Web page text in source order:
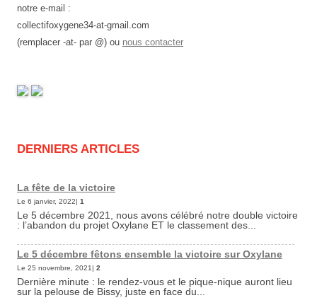
notre e-mail :
collectifoxygene34-at-gmail.com
(remplacer -at- par @) ou nous contacter
DERNIERS ARTICLES
La fête de la victoire
Le 6 janvier, 2022| 1
Le 5 décembre 2021, nous avons célébré notre double victoire
: l’abandon du projet Oxylane ET le classement des...
Le 5 décembre fêtons ensemble la victoire sur Oxylane
Le 25 novembre, 2021| 2
Dernière minute : le rendez-vous et le pique-nique auront lieu
sur la pelouse de Bissy, juste en face du...